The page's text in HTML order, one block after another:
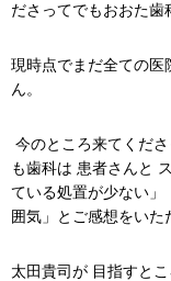
ださってでもおおた歯
現時点でまだ全ての医
ん。
今のところ来てくだ
も歯科は 患者さんと
ている処置が少ない」
囲気」とご感想をいた
太田貴司が 目指すと